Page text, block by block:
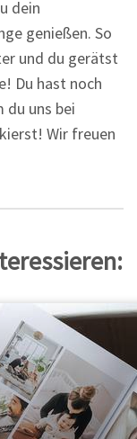
dein
genießen. So
und du gerätst
Du hast noch
du uns bei
Wir freuen